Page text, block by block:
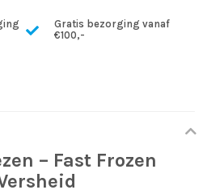
Gratis bezorging vanaf
€100,-
– Fast Frozen